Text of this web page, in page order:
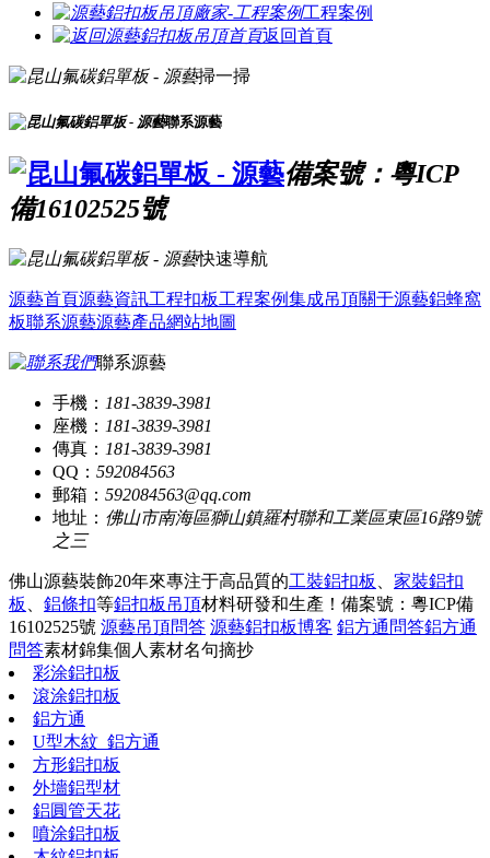
工程案例
返回首頁
掃一掃
聯系源藝
備案號：粵ICP
備16102525號
快速導航
源藝首頁源藝資訊工程扣板工程案例集成吊頂關于源藝鋁蜂窩
板聯系源藝源藝產品網站地圖
聯系源藝
手機： 181-3839-3981
座機： 181-3839-3981
傳真： 181-3839-3981
QQ： 592084563
郵箱： 592084563@qq.com
地址： 佛山市南海區獅山鎮羅村聯和工業區東區16路9號
之三
佛山源藝裝飾20年來專注于高品質的工裝鋁扣板
家裝鋁扣
板
鋁條扣等鋁扣板吊頂材料研發和生產！ 備案號：粵ICP備
16102525號 源藝吊頂問答 源藝鋁扣板博客 鋁方通問答鋁方通
問答素材錦集個人素材名句摘抄
彩涂鋁扣板
滾涂鋁扣板
鋁方通
U型木紋_鋁方通
方形鋁扣板
外墻鋁型材
鋁圓管天花
噴涂鋁扣板